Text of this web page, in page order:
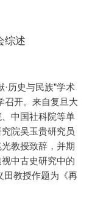
综述
历史与民族”学术
召开。来自复旦大
中国社科院等单
院吴玉贵研究员
教授致辞，并期
中古史研究中的
田教授作题为《再